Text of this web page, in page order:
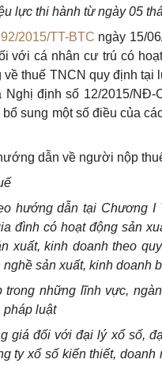
lực thi hành từ ngày 05
2015/TT-BTC ngày 15/
với cá nhân cư trú có
thuế TNCN quy định tại
Nghị định số 12/2015/
sung một số điều của
dẫn về người nộp
hướng dẫn tại Chương I
đình có hoạt động sản
xuất, kinh doanh theo
sản xuất, kinh doanh
trong những lĩnh vực,
pháp luật
giá đối với đại lý xổsố,
ty xổsốkiến thiết, doanh